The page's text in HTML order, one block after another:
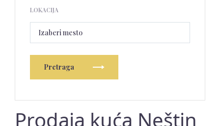
LOKACIJA
Izaberi mesto
Pretraga
Prodaja kuća Neštin